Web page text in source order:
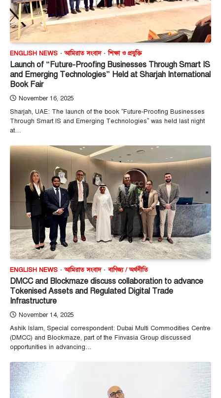
ENGLISH NEWS আমিরাত সংবাদ শিক্ষা ও প্রযুক্তি
Launch of “Future-Proofing Businesses Through Smart IS
and Emerging Technologies” Held at Sharjah International
Book Fair
November 16, 2025
Sharjah, UAE: The launch of the book “Future-Proofing Businesses
Through Smart IS and Emerging Technologies” was held last night
at…
ENGLISH NEWS আমিরাত সংবাদ বাণিজ্য / অর্থনীতি
DMCC and Blockmaze discuss collaboration to advance
Tokenised Assets and Regulated Digital Trade
Infrastructure
November 14, 2025
Ashik Islam, Special correspondent: Dubai Multi Commodities Centre
(DMCC) and Blockmaze, part of the Finvasia Group discussed
opportunities in advancing…